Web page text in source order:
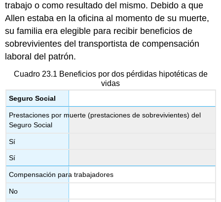
trabajo o como resultado del mismo. Debido a que
Allen estaba en la oficina al momento de su muerte,
su familia era elegible para recibir beneficios de
sobrevivientes del transportista de compensación
laboral del patrón.
Cuadro 23.1 Beneficios por dos pérdidas hipotéticas de
vidas
Seguro Social
Prestaciones por muerte (prestaciones de sobrevivientes) del
Seguro Social
Sí
Sí
Compensación para trabajadores
No